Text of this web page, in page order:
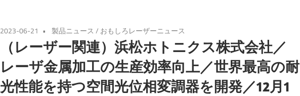
2023-06-21 製品ニュース / おもしろレーザーニュース
（レーザー関連）浜松ホトニクス株式会社／
レーザ金属加工の生産効率向上／世界最高の耐
光性能を持つ空間光位相変調器を開発／12月1